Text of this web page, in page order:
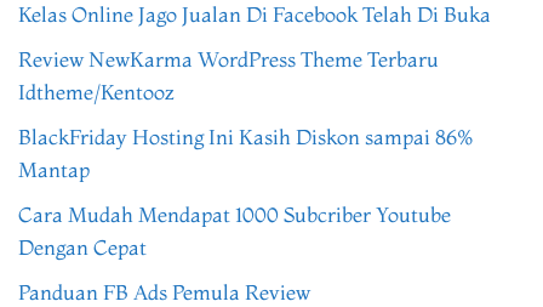
Kelas Online Jago Jualan Di Facebook Telah Di Buka
Review NewKarma WordPress Theme Terbaru
Idtheme/Kentooz
BlackFriday Hosting Ini Kasih Diskon sampai 86%
Mantap
Cara Mudah Mendapat 1000 Subcriber Youtube
Dengan Cepat
Panduan FB Ads Pemula Review